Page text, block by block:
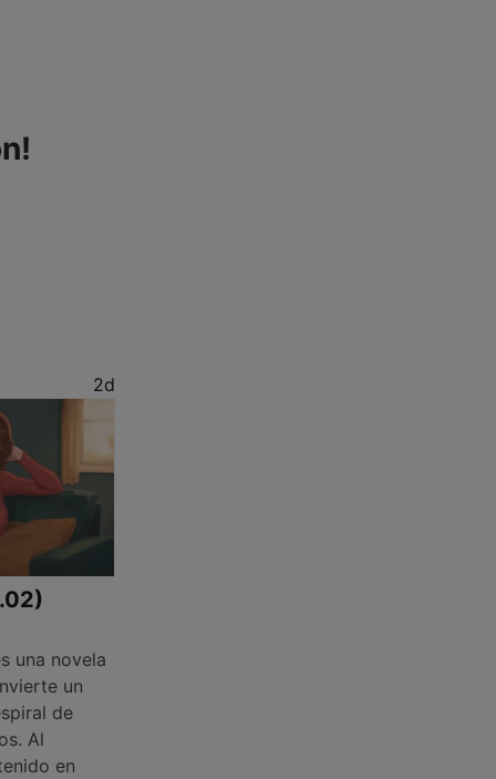
2d
una novela
un
de
Al
en